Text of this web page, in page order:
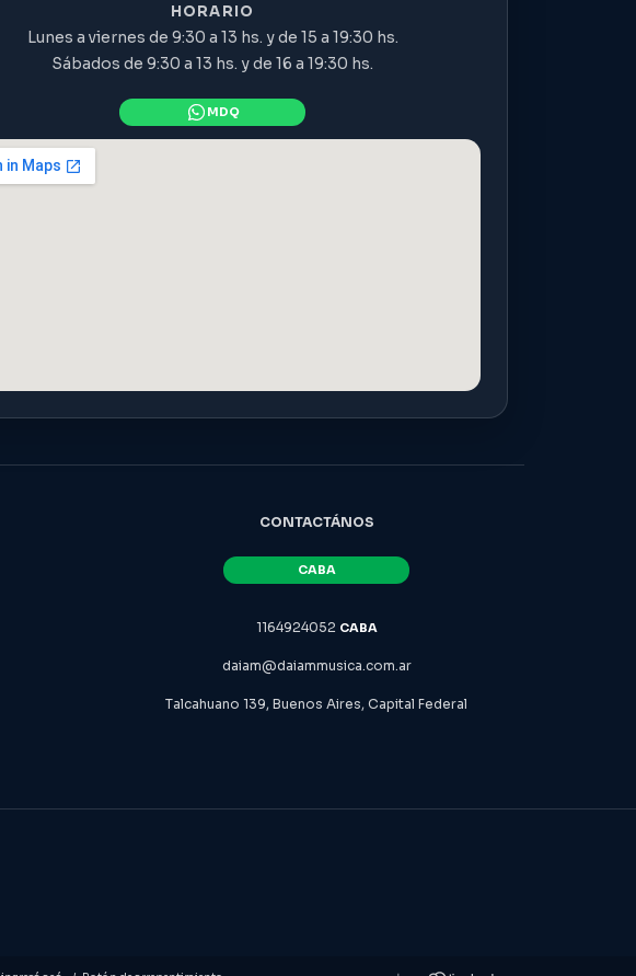
HORARIO
Lunes a viernes de 9:30 a 13 hs. y de 15 a 19:30 hs.
Sábados de 9:30 a 13 hs. y de 16 a 19:30 hs.
CONTACTÁNOS
1164924052
daiam@daiammusica.com.ar
Talcahuano 139, Buenos Aires, Capital Federal